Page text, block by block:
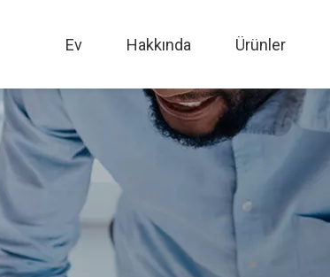
Ev Hakkında Ürünler